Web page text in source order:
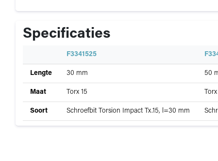
Specificaties
Specificaties
Schroefbit
Torx
(Tx)
"Torsion
F3341525
Lengte 30 mm 50
Maat Torx 15
Soort Schroefbit Torsion Impact Tx.15, l=30 mm